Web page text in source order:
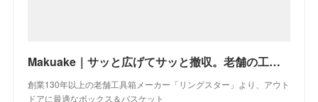
Makuake｜サッと広げてサッと撤収。老舗の工具箱メーカーが作った超タフなボックス＆バスケット｜マクアケ - クラウドファンディング
創業130年以上の老舗工具箱メーカー「リングスター」より、アウト
ドアに最適なボックス＆バスケット